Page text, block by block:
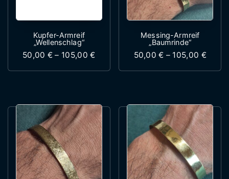
Kupfer-Armreif
„Wellenschlag“
50,00€ – 105,00€ Preisspanne: 50,00 € bis 105,00 €
Dieses Produkt weist mehrere
Messing-Armreif
„Baumrinde“
50,00€ – 105,00 €
Dieses